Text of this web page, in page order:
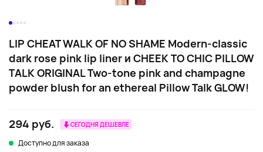
LIP CHEAT WALK OF NO SHAME Modern-classic
dark rose pink lip liner и CHEEK TO CHIC PILLOW
TALK ORIGINAL Two-tone pink and champagne
powder blush for an ethereal Pillow Talk GLOW!
294 руб. СЕГОДНЯ ДЕШЕВЛЕ
Доступно для заказа